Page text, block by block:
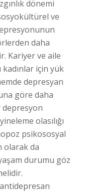
dönemi
ve
daha
Kariyer ve aile
kadınlar için yük
depresyan
göre daha
depresyon
olasılığı
psikososyal
olarak da
durumu göz